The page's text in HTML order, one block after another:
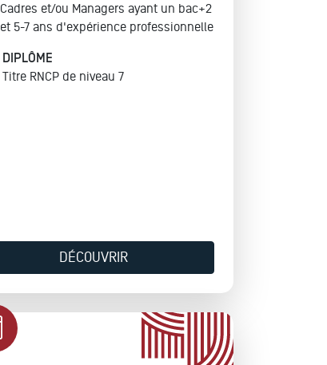
Cadres et/ou Managers ayant un bac+2
et 5-7 ans d'expérience professionnelle
DIPLÔME
Titre RNCP de niveau 7
DÉCOUVRIR